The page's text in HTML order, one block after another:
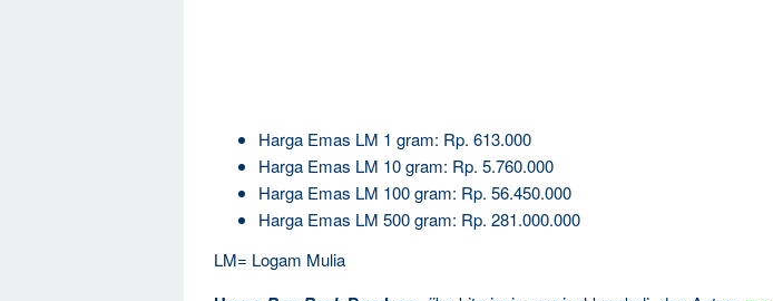
Harga Emas LM 1 gram: Rp. 613.000
Harga Emas LM 10 gram: Rp. 5.760.000
Harga Emas LM 100 gram: Rp. 56.450.000
Harga Emas LM 500 gram: Rp. 281.000.000
LM= Logam Mulia